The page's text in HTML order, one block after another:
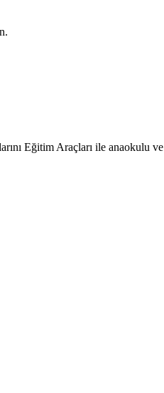
Eğitim Araçları ile anaokulu